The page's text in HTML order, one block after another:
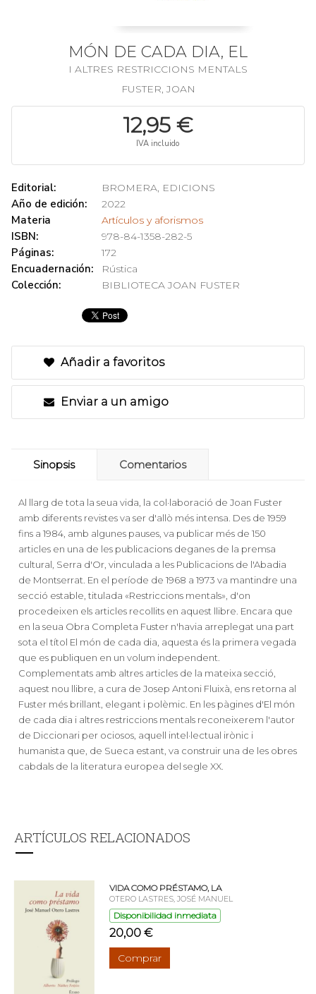
MÓN DE CADA DIA, EL
I ALTRES RESTRICCIONS MENTALS
FUSTER, JOAN
12,95 €
IVA incluido
Editorial: BROMERA, EDICIONS
Año de edición: 2022
Materia Artículos y aforismos
ISBN: 978-84-1358-282-5
Páginas: 172
Encuadernación: Rústica
Colección: BIBLIOTECA JOAN FUSTER
Añadir a favoritos
Enviar a un amigo
Sinopsis Comentarios
Al llarg de tota la seua vida, la col·laboració de Joan Fuster
amb diferents revistes va ser d'allò més intensa. Des de 1959
fins a 1984, amb algunes pauses, va publicar més de 150
articles en una de les publicacions deganes de la premsa
cultural, Serra d'Or, vinculada a les Publicacions de l'Abadia
de Montserrat. En el període de 1968 a 1973 va mantindre una
secció estable, titulada «Restriccions mentals», d'on
procedeixen els articles recollits en aquest llibre. Encara que
en la seua Obra Completa Fuster n'havia arreplegat una part
sota el títol El món de cada dia, aquesta és la primera vegada
que es publiquen en un volum independent.
Complementats amb altres articles de la mateixa secció,
aquest nou llibre, a cura de Josep Antoni Fluixà, ens retorna al
Fuster més brillant, elegant i polèmic. En les pàgines d'El món
de cada dia i altres restriccions mentals reconeixerem l'autor
de Diccionari per ociosos, aquell intel·lectual irònic i
humanista que, de Sueca estant, va construir una de les obres
cabdals de la literatura europea del segle XX.
ARTÍCULOS RELACIONADOS
VIDA COMO PRÉSTAMO, LA
OTERO LASTRES, JOSÉ MANUEL
Disponibilidad inmediata
20,00 €
Comprar